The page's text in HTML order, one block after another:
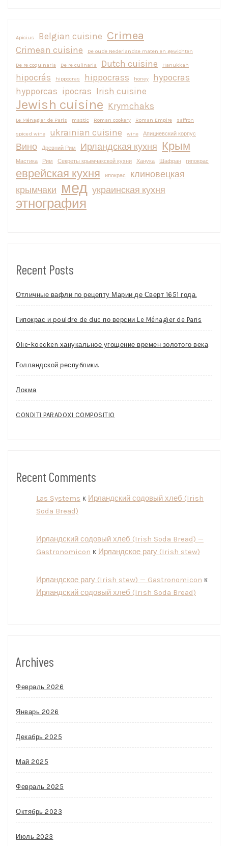
Apicius Belgian cuisine Crimea
Crimean cuisine De oude Nederlandse maten en gewichten
De re coquinaria De re culinaria Dutch cuisine Hanukkah
hipocrás hippocras hippocrass honey
hypocras
hypporcas ipocras Irish cuisine
Jewish cuisine Krymchaks
Le Ménagier de Paris mastic Roman cookery Roman Empire saffron
spiced wine ukrainian cuisine wine Апициевский корпус
Вино Древний Рим Ирландская кухня Крым
Мастика Рим Секреты крымчакской кухни Ханука Шафран гипокрас
еврейская кухня ипокрас
клиновецкая
крымчаки мед украинская кухня
этнография
Recent Posts
Отличные вафли по рецепту Марии де Сверт 1651 года.
Гипокрас и pouldre de duc по версии Le Ménagier de Paris
Olie-koecken ханукальное угощение времен золотого века
Голландской республики.
Локма
CONDITI PARADOXI COMPOSITIO
Recent Comments
Las Systems к Ирландский содовый хлеб (Irish
Soda Bread)
Ирландский содовый хлеб (Irish Soda Bread) —
Gastronomicon к Ирландское рагу (Irish stew)
Ирландское рагу (Irish stew) — Gastronomicon к
Ирландский содовый хлеб (Irish Soda Bread)
Archives
Февраль 2026
Январь 2026
Декабрь 2025
Май 2025
Февраль 2025
Октябрь 2023
Июль 2023